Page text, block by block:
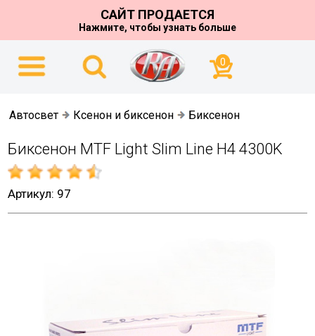
САЙТ ПРОДАЕТСЯ
Нажмите, чтобы узнать больше
0
Автосвет Ксенон и биксенон Биксенон
Биксенон MTF Light Slim Line H4 4300K
Артикул: 97